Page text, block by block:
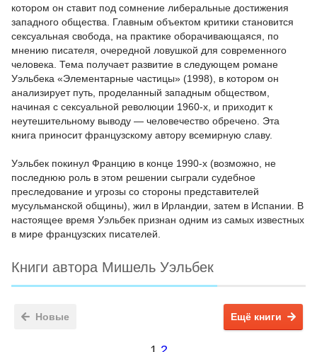
котором он ставит под сомнение либеральные достижения
западного общества. Главным объектом критики становится
сексуальная свобода, на практике оборачивающаяся, по
мнению писателя, очередной ловушкой для современного
человека. Тема получает развитие в следующем романе
Уэльбека «Элементарные частицы» (1998), в котором он
анализирует путь, проделанный западным обществом,
начиная с сексуальной революции 1960-х, и приходит к
неутешительному выводу — человечество обречено. Эта
книга приносит французскому автору всемирную славу.
Уэльбек покинул Францию в конце 1990-х (возможно, не
последнюю роль в этом решении сыграли судебное
преследование и угрозы со стороны представителей
мусульманской общины), жил в Ирландии, затем в Испании. В
настоящее время Уэльбек признан одним из самых известных
в мире французских писателей.
Книги автора Мишель Уэльбек
Новые Ещё книги